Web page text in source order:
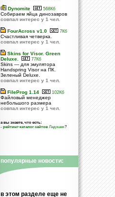
Dynomite 568Кб
Собираем яйца динозавров
совпал интерес у 1 чел.
FourAcross v1.0 7Кб
Счастливая четверка.
совпал интерес у 1 чел.
Skins for Visor. Green
Deluxe.
77Кб
Skins — для эмулятора
Handspring Visor на ПК.
Зеленый Deluxe.
совпал интерес у 1 чел.
FileProg 1.14 102Кб
Файловый менеджер
небольшого размера
совпал интерес у 1 чел.
а вы знаете, что есть:
- рейтинг-каталог сайтов Ладошек?
популярные новости:
в этом разделе еще не